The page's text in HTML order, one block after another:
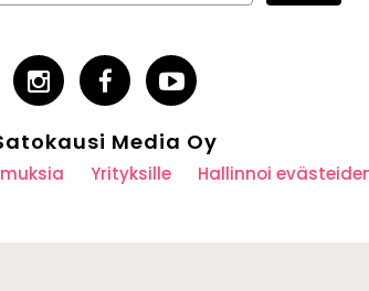
Media Oy
Yrityksille Hallinnoi